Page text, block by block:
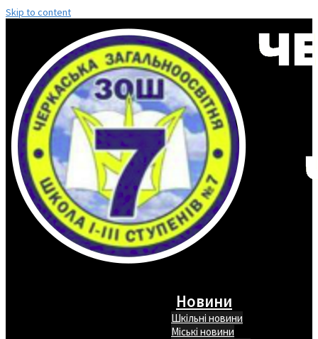
Skip to content
Новини
Шкільні новини
Міські новини